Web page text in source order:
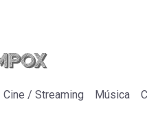
Cine / Streaming Música